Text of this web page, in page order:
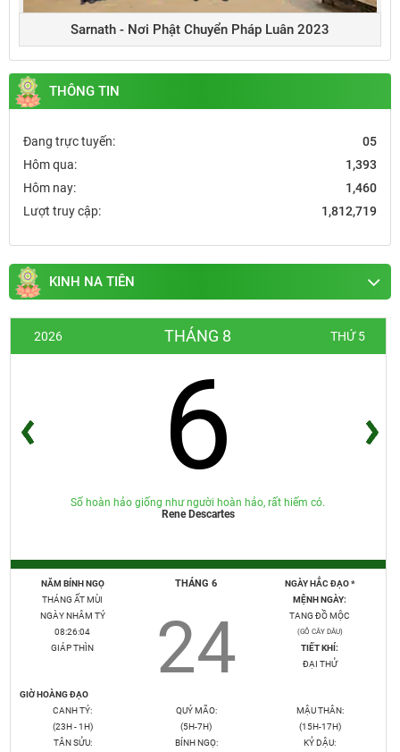
Sarnath - Nơi Phật Chuyển Pháp Luân 2023
THÔNG TIN
Đang trực tuyến:
05
Hôm qua:
1,393
Hôm nay:
1,460
Lượt truy cập:
1,812,719
KINH NA TIÊN
2026 THÁNG 8 THỨ 5
6
Số hoàn hảo giống như người hoàn hảo, rất hiếm có.
Rene Descartes
NĂM BÍNH NGỌ
THÁNG ẤT MÙI
NGÀY NHÂM TÝ
08:26:04
GIÁP THÌN
THÁNG 6
24
NGÀY HẮC ĐẠO *
MỆNH NGÀY:
TANG ĐỒ MỘC
(GỖ CÂY DÂU)
TIẾT KHÍ:
ĐẠI THỬ
GIỜ HOÀNG ĐẠO
CANH TÝ:
(23H - 1H)
TÂN SỬU:
QUÝ MÃO:
(5H-7H)
BÍNH NGỌ:
MẬU THÂN:
(15H-17H)
KỶ DẬU: